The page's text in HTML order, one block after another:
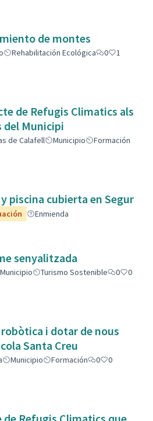
de montes
Rehabilitación Ecológica 0
1
de Refugis Climatics als
del Municipi
de Calafell Municipio
Formación
piscina cubierta en Segur
Enmienda
senyalitzada
Municipio Turismo Sostenible 0
0
i dotar de nous
Santa Creu
Municipio Formación 0
0